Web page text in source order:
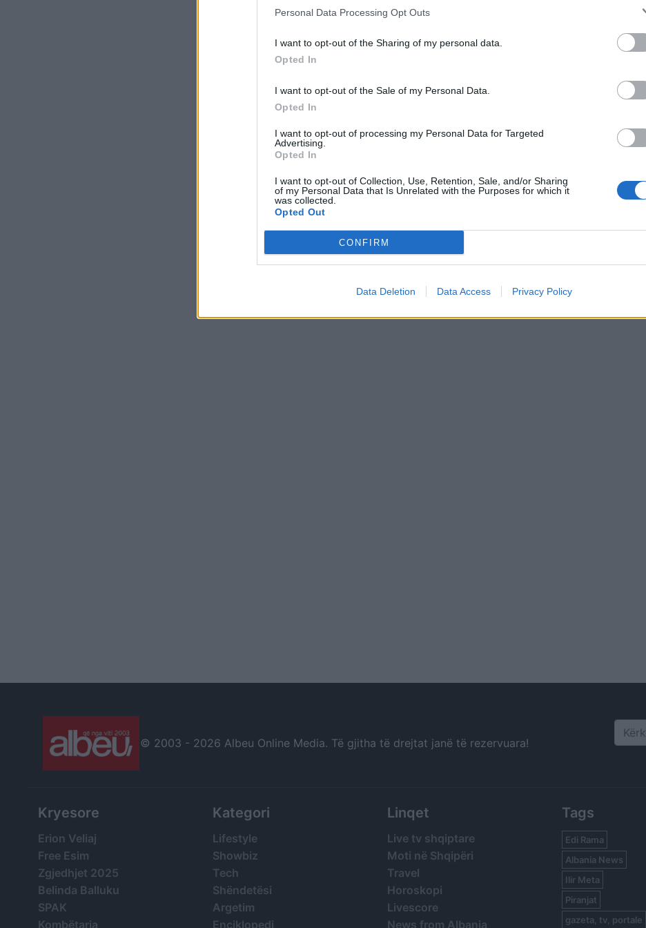
Personal Data Processing Opt Outs
I want to opt-out of the Sharing of my personal data.
Opted In
I want to opt-out of the Sale of my Personal Data.
Opted In
I want to opt-out of processing my Personal Data for Targeted
Advertising.
Opted In
I want to opt-out of Collection, Use, Retention, Sale, and/or Sharing
of my Personal Data that Is Unrelated with the Purposes for which it
was collected.
Opted Out
CONFIRM
Data Deletion Data Access Privacy Policy
© 2003 - 2026 Albeu Online Media. Të gjitha të drejtat janë të rezervuara!
Kryesore
Erion Veliaj
Free Esim
Zgjedhjet 2025
Belinda Balluku
SPAK
Kombëtarja
Kategori
Lifestyle
Showbiz
Tech
Shëndetësi
Argetim
Enciklopedi
Linqet
Live tv shqiptare
Moti në Shqipëri
Travel
Horoskopi
Livescore
News from Albania
Tags
Edi Rama
Albania News
Ilir Meta
Piranjat
gazeta, tv, portale